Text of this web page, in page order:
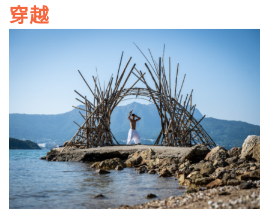
穿越